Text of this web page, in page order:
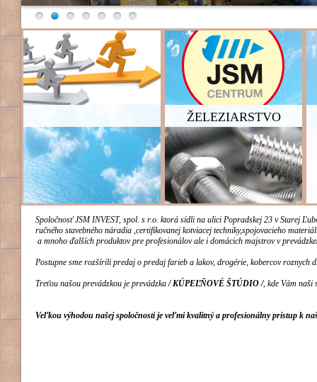
ŽELEZIARSTVO
Spoločnosť JSM INVEST, spol. s r.o. ktorá sídli na ulici Popradskej 23 v Starej
ručného stavebného náradia ,certifikovanej kotviacej techniky,spojovacieho
a mnoho ďalších produktov pre profesionálov ale i domácich majstrov v prevádzke
Postupne sme rozšírili predaj o predaj farieb a lakov, drogérie, kobercov roznych
Treťou našou prevádzkou je prevádzka/ KÚPEĽŇOVÉ ŠTÚDIO /, kde Vám naši
Veľkou výhodou našej spoločnosti je veľmi kvalitný a profesionálny prístup k